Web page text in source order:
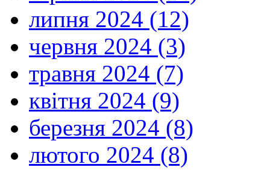
липня 2024 (12)
червня 2024 (3)
травня 2024 (7)
квітня 2024 (9)
березня 2024 (8)
лютого 2024 (8)